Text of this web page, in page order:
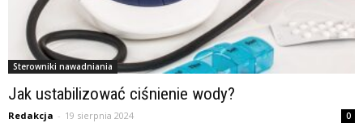
Sterowniki nawadniania
Jak ustabilizować ciśnienie wody?
Redakcja - 19 sierpnia 2024 0